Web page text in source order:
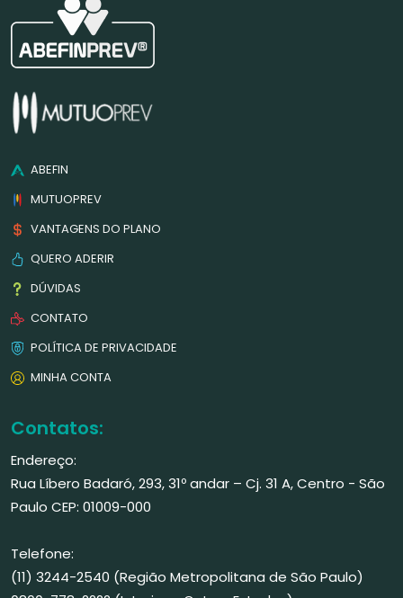
ABEFIN
MUTUOPREV
VANTAGENS DO PLANO
QUERO ADERIR
DÚVIDAS
CONTATO
POLÍTICA DE PRIVACIDADE
MINHA CONTA
Contatos:
Endereço:
Rua Líbero Badaró, 293, 31º andar – Cj. 31 A, Centro - São
Paulo CEP: 01009-000
Telefone:
(11) 3244-2540 (Região Metropolitana de São Paulo)